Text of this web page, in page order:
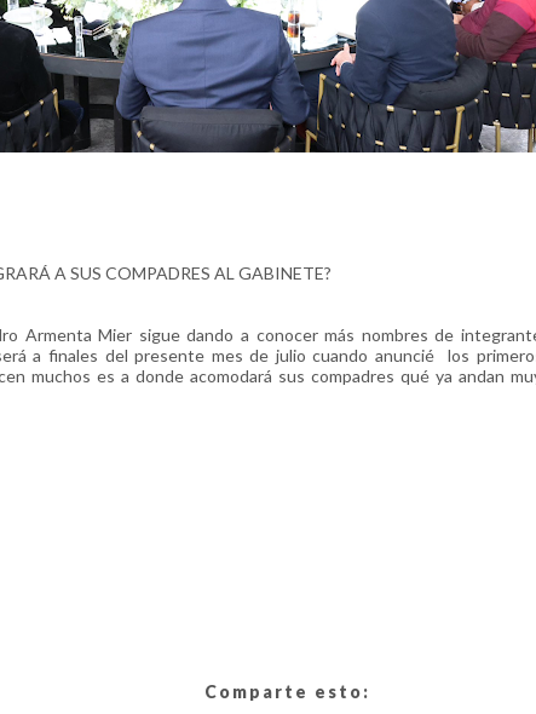
A SUS COMPADRES AL GABINETE?
Armenta Mier sigue dando a conocer más nombres de
a finales del presente mes de julio cuando anuncié los
muchos es a donde acomodará sus compadres qué ya andan
Comparte esto: